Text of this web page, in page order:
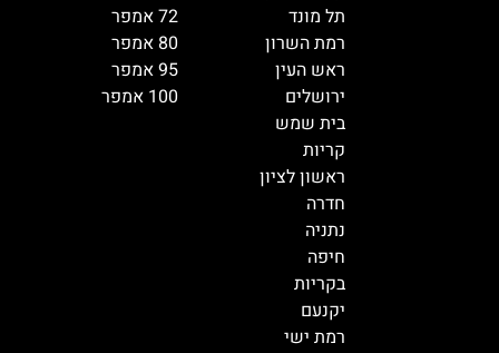
72 אמפר
80 אמפר
95 אמפר
100 אמפר
תל מונד
רמת השרון
ראש העין
ירושלים
בית שמש
קריות
ראשון לציון
חדרה
נתניה
חיפה
בקריות
יקנעם
רמת ישי